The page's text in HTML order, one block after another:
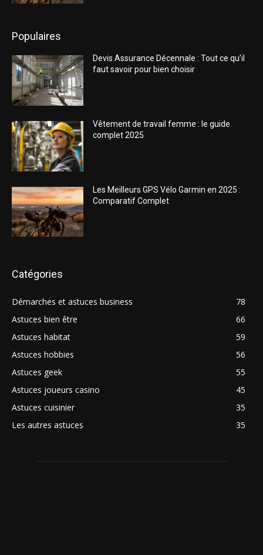
Populaires
Devis Assurance Décennale : Tout ce qu’il
faut savoir pour bien choisir
Vêtement de travail femme : le guide
complet 2025
Les Meilleurs GPS Vélo Garmin en 2025 :
Comparatif Complet
Catégories
Démarches et astuces business
78
Astuces bien être
66
Astuces habitat
59
Astuces hobbies
56
Astuces geek
55
Astuces joueurs casino
45
Astuces cuisinier
35
Les autres astuces
35